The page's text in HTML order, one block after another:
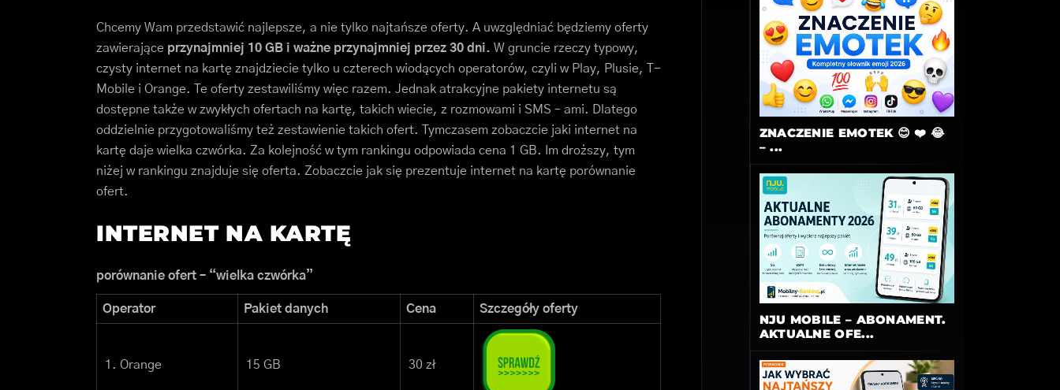
Chcemy Wam przedstawić najlepsze, a nie tylko najtańsze oferty. A uwzględniać będziemy oferty
zawierające przynajmniej 10 GB i ważne przynajmniej przez 30 dni. W gruncie rzeczy typowy,
czysty internet na kartę znajdziecie tylko u czterech wiodących operatorów, czyli w Play, Plusie, T-
Mobile i Orange. Te oferty zestawiliśmy więc razem. Jednak atrakcyjne pakiety internetu są
dostępne także w zwykłych ofertach na kartę, takich wiecie, z rozmowami i SMS – ami. Dlatego
oddzielnie przygotowaliśmy też zestawienie takich ofert. Tymczasem zobaczcie jaki internet na
kartę daje wielka czwórka. Za kolejność w tym rankingu odpowiada cena 1 GB. Im droższy, tym
niżej w rankingu znajduje się oferta. Zobaczcie jak się prezentuje internet na kartę porównanie
ofert.
INTERNET NA KARTĘ
porównanie ofert – “wielka czwórka”
Operator Pakiet danych Cena Szczegóły oferty
1. Orange 15 GB 30 zł
ZNACZENIE EMOTEK 😊 ❤️ 😂
– ...
NJU MOBILE – ABONAMENT.
AKTUALNE OFE...